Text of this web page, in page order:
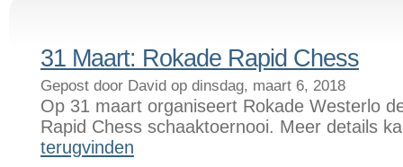
31 Maart: Rokade Rapid Chess
Gepost door David op dinsdag, maart 6, 2018
Op 31 maart organiseert Rokade Westerlo
Rapid Chess schaaktoernooi. Meer details
terugvinden